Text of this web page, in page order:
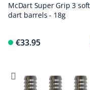
McDart Super Grip 3 soft
dart barrels - 18g
€33.95